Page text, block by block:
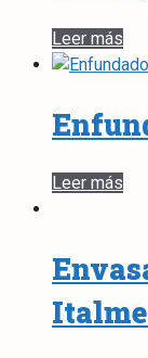
Leer más
Leer más